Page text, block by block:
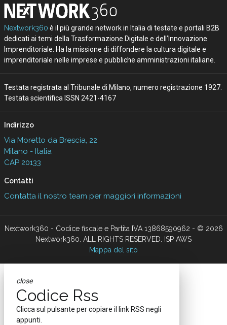
Nextwork360 è il più grande network in Italia di testate e portali B2B
dedicati ai temi della Trasformazione Digitale e dell’Innovazione
Imprenditoriale. Ha la missione di diffondere la cultura digitale e
imprenditoriale nelle imprese e pubbliche amministrazioni italiane.
Testata registrata al Tribunale di Milano, numero registrazione 1927.
Testata scientifica ISSN 2421-4167
Indirizzo
Via Moretto da Brescia, 22
Milano - Italia
CAP 20133
Contatti
Contatta il nostro team per maggiori informazioni
Nextwork360 - Codice fiscale e Partita IVA 13868590962 - © 2026
Nextwork360. ALL RIGHTS RESERVED. ISP AWS
Mappa del sito
close
Codice Rss
Clicca sul pulsante per copiare il link RSS negli
appunti.